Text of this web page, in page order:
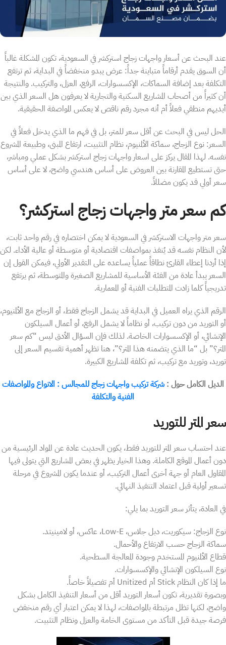
عند البحث عن أسعار واجهات زجاج استركشر في السعودية، تكون المشكلة غالباً
أن السوق يقدم أرقاماً متباينة جداً: عرض يبدو منخفضاً في البداية، ثم ترتفع
التكلفة بعد إضافة السماكات، الإكسسوارات، الرفع، العزل، والتركيب. والنتيجة
أن كثيراً من أصحاب المشاريع السكنية والتجارية لا يعرفون هل السعر الذي بين
أيديهم منطقي فعلاً أم أنه مجرد رقم ناقص لا يعكس المواصفة الحقيقية.
الحل ليس في البحث عن أقل سعر للمتر، بل في فهم ما الذي يدخل فعلاً في
السعر: نوع الزجاج، سماكة الألمنيوم، نظام التثبيت، ارتفاع المبنى، وطبيعة المشروع
نفسه. لهذا المقال يركز على اسعار واجهات زجاج استركشر بشكل عملي ومباشر،
حتى تستطيع المقارنة بين العروض على أساس هندسي واضح، لا على أساس
سعر أولي قد يكون مضللاً.
كم سعر متر واجهات زجاج استركشر؟
سعر متر واجهات الاستركشر في السعودية لا يمكن اختصاره في رقم واحد ثابت،
لأن النظام نفسه قد يُنفذ بمواصفات اقتصادية أو متوسطة أو عالية الأداء. لكن
إذا أردنا إعطاء القارئ نطاقاً عملياً يساعده على التقدير الأولي، فيمكن القول إن
السعر يبدأ عادة من الفئة الأساسية للمشاريع الصغيرة والمتوسطة، ثم يرتفع
تدريجياً كلما زادت المتطلبات الفنية أو المعمارية.
الرقم الذي يراه العميل في البداية قد يشمل الزجاج فقط، أو الزجاج مع الألمنيوم،
أو التوريد من دون تركيب، أو نظاماً لا يشمل الرفع، أو أعمال السيلكون
الإنشائي، أو الإكسسوارات الخاصة. لذلك فإن السؤال الأدق ليس “كم سعر
المتر؟” بل “ما الذي يتضمنه هذا المتر؟”، هنا تظهر أهمية تقسيم السعر إلى
توريد، وتوريد مع تركيب، ثم تكلفة المشاريع الكبيرة.
الديل الكامل حول : شركة تركيب واجهات زجاج للمجالس : الانواع والمواصفات
الفنية والتكلفة
سعر المتر للتوريد
عند احتساب سعر المتر للتوريد فقط، يكون الحديث عادة عن المواد الرئيسية من
دون أعمال الموقع الكاملة. وهذا الخيار يظهر في بعض المشاريع التي يتولى فيها
المقاول العام أو جهة أخرى أعمال التركيب، أو عندما يكون المشروع في مرحلة
تسعير أولية قبل اعتماد التنفيذ النهائي.
في العادة، يتأثر سعر التوريد بما يلي:
نوع الزجاج: سيكوريت، دبل جلاس، Low-E، عاكس، أو لامينيتد.
سماكة الزجاج حسب الارتفاع والأحمال.
قطاع الألمنيوم المستخدم وجودة المعالجة السطحية.
نوع السيلكون الإنشائي والإكسسوارات.
ما إذا كان النظام Stick أم Unitized أم تفصيلاً خاصاً.
وبصورة تقديرية، تكون أسعار التوريد أقل من أسعار التنفيذ الكامل بشكل
واضح، لكنها تظل مرتبطة بالمواصفات، لهذا لا يمكن اعتبار أي رقم منخفض
فرصة جيدة قبل التأكد من مستوى الخامة والعزل ونظام التثبيت.